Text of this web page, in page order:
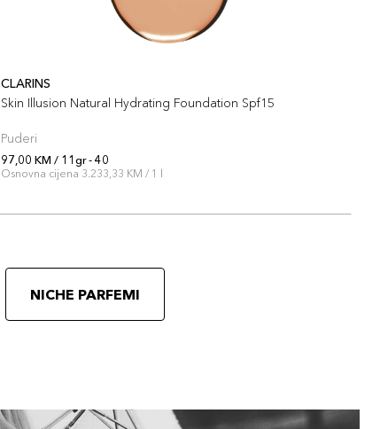
CLARINS
Skin Illusion Natural Hydrating Foundation Spf15
Puderi
97,00 KM / 11gr - 40
Osnovna cijena 3.233,33 KM / 1 l
NICHE PARFEMI